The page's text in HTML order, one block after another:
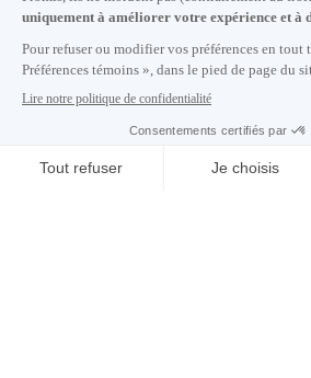
S'abonner à notre
Carrières
À propos de nous